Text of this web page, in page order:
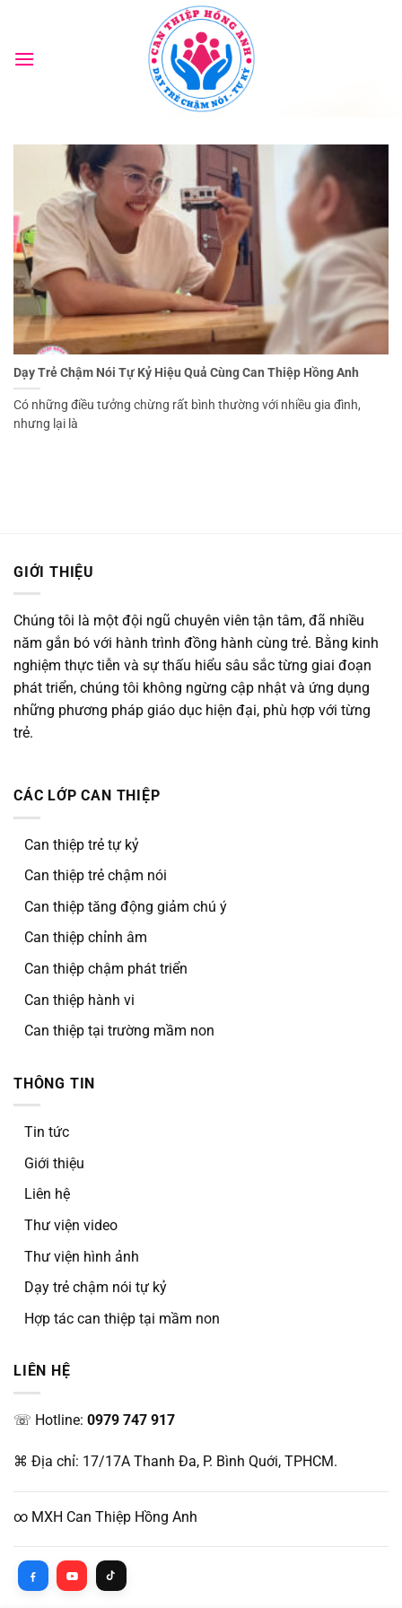
nội
Dạy Trẻ Chậm Nói Tự Kỷ Hiệu Quả Cùng Can Thiệp Hồng Anh
Có những điều tưởng chừng rất bình thường với nhiều gia đình,
nhưng lại là
GIỚI THIỆU
Chúng tôi là một đội ngũ chuyên viên tận tâm, đã nhiều
năm gắn bó với hành trình đồng hành cùng trẻ. Bằng kinh
nghiệm thực tiễn và sự thấu hiểu sâu sắc từng giai đoạn
phát triển, chúng tôi không ngừng cập nhật và ứng dụng
những phương pháp giáo dục hiện đại, phù hợp với từng
trẻ.
CÁC LỚP CAN THIỆP
Can thiệp trẻ tự kỷ
Can thiệp trẻ chậm nói
Can thiệp tăng động giảm chú ý
Can thiệp chỉnh âm
Can thiệp chậm phát triển
Can thiệp hành vi
Can thiệp tại trường mầm non
THÔNG TIN
Tin tức
Giới thiệu
Liên hệ
Thư viện video
Thư viện hình ảnh
Dạy trẻ chậm nói tự kỷ
Hợp tác can thiệp tại mầm non
LIÊN HỆ
☏ Hotline: 0979 747 917
⌘ Địa chỉ: 17/17A Thanh Đa, P. Bình Quới, TPHCM.
∞ MXH Can Thiệp Hồng Anh